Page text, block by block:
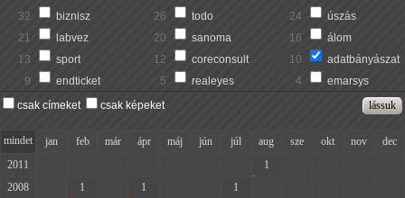
32
biznisz 26 todo 24
úszás
21
labvez 20 sanoma 16
álom
13
sport 12 coreconsult 10
adatbányászat
9
endticket 5 realeyes 4
emarsys
csak címeket
csak képeket
mindet jan feb már ápr máj jún júl aug sze okt nov
dec
2011
1
2008
1 1 1